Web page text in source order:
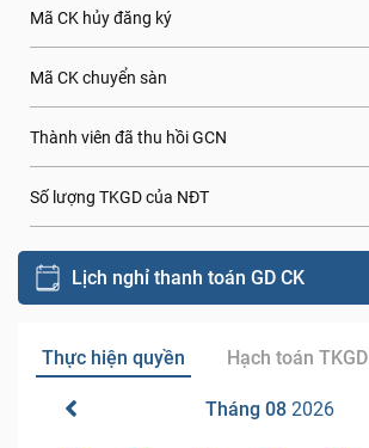
Mã CK hủy đăng ký
Mã CK chuyển sàn
Thành viên đã thu hồi GCN
Số lượng TKGD của NĐT
Lịch nghỉ thanh toán GD CK
Thực hiện quyền Hạch toán TKGD
Tháng 08 2026